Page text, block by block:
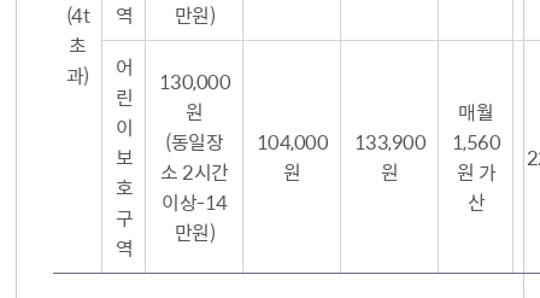
(4t
초
과)
역
만원)
어
린
이
보
호
구
역
130,000
원
(동일장
소 2시간
이상-14
만원)
104,000
원
133,900
원
매월
1,560
원 가
산